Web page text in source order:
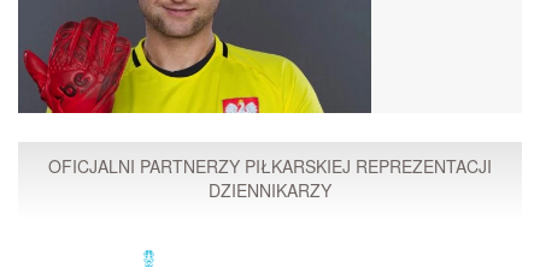
OFICJALNI PARTNERZY PIŁKARSKIEJ REPREZENTACJI
DZIENNIKARZY